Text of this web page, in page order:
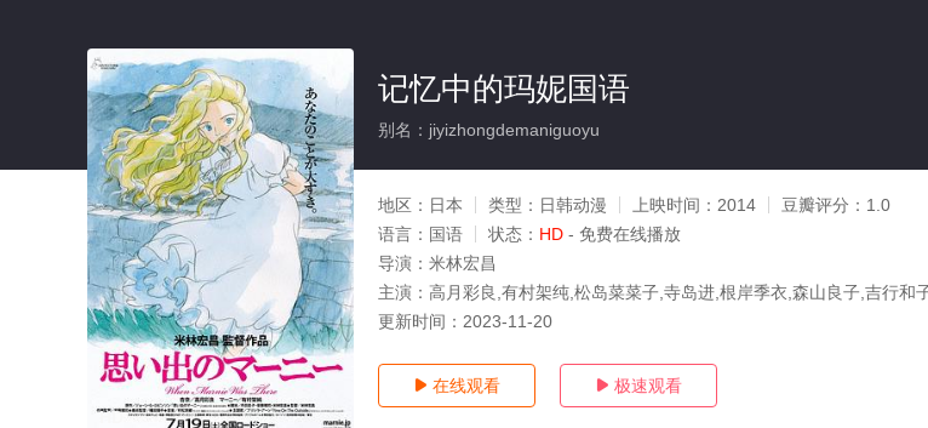
HD
记忆中的玛妮国语
别名：jiyizhongdemaniguoyu
地区： 日本 类型： 日韩动漫 上映时间： 2014 豆瓣评分： 1.0
语言： 国语 状态： HD - 免费在线播放
导演： 米林宏昌
主演： 高月彩良,有村架纯,松岛菜菜子,寺岛进,根岸季衣,森山良子,吉行
更新时间： 2023-11-20
 在线观看  极速观看